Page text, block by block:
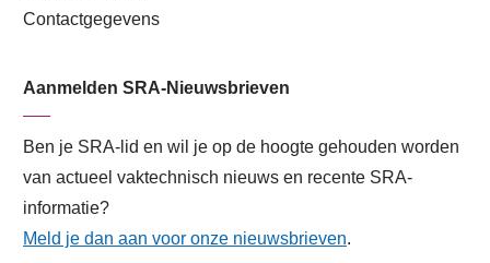
Contactgegevens
Aanmelden SRA-Nieuwsbrieven
Ben je SRA-lid en wil je op de hoogte gehouden worden
van actueel vaktechnisch nieuws en recente SRA-
informatie?
Meld je dan aan voor onze nieuwsbrieven.